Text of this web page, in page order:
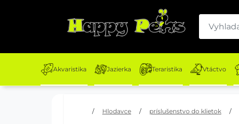
Akvaristika Jazierka Teraristika Vtáctvo
/ Hlodavce / príslušenstvo do klietok /